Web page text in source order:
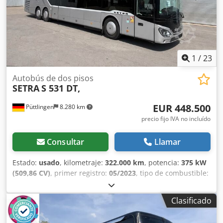
1 /23
Püttlingen 8.280 km
Autobús de dos pisos
SETRAS 531 DT,
EUR 448.500
precio fijo IVA no incluído
Consultar Llamar
Estado: usado, kilometraje: 322.000 km, potencia: 375 kW
(509,86 CV), primer registro: 05/2023, tipo de combustible:
81
automático, clase de emisión:Euro 6, color:plateado,
frenos:retardador
ABS, Programa
electrónico de estabilidad (ESP), aire acondicionado,
Clasificado